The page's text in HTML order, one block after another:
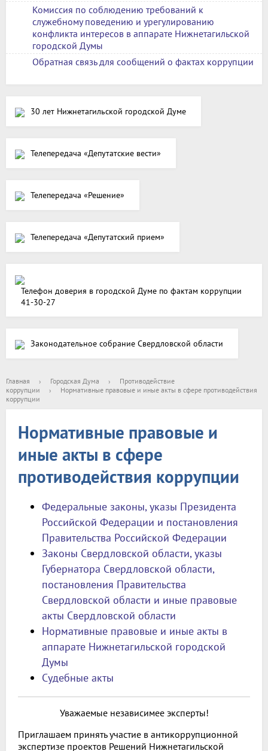
Комиссия по соблюдению требований к
служебному поведению и урегулированию
конфликта интересов в аппарате Нижнетагильской
городской Думы
Обратная связь для сообщений о фактах коррупции
30 лет Нижнетагильской городской Думе
Телепередача «Депутатские вести»
Телепередача «Решение»
Телепередача «Депутатский прием»
Телефон доверия в городской Думе по фактам коррупции
41-30-27
Законодательное собрание Свердловской области
Главная › Городская Дума ›
Противодействие
коррупции
›
Нормативные правовые и иные акты в сфере противодействия
коррупции
Нормативные правовые и
иные акты в сфере
противодействия коррупции
Федеральные законы, указы Президента
Российской Федерации и постановления
Правительства Российской Федерации
Законы Свердловской области, указы
Губернатора Свердловской области,
постановления Правительства
Свердловской области и иные правовые
акты Свердловской области
Нормативные правовые и иные акты в
аппарате Нижнетагильской городской
Думы
Судебные акты
Уважаемые независимее эксперты!
Приглашаем принять участие в антикоррупционной
экспертизе проектов Решений Нижнетагильской